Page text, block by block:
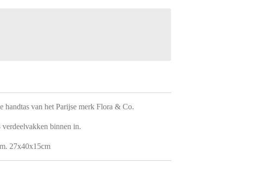
handtas van het Parijse merk Flora & Co.
binnen in.
27x40x15cm